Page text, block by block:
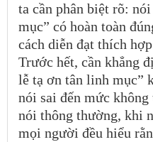
ta cần phân biệt rõ:
mục” có hoàn toàn
cách diễn đạt thích
Trước hết, cần khẳng
lễ tạ ơn tân linh mục”
nói sai đến mức
nói thông thường, khi
mọi người đều hiểu